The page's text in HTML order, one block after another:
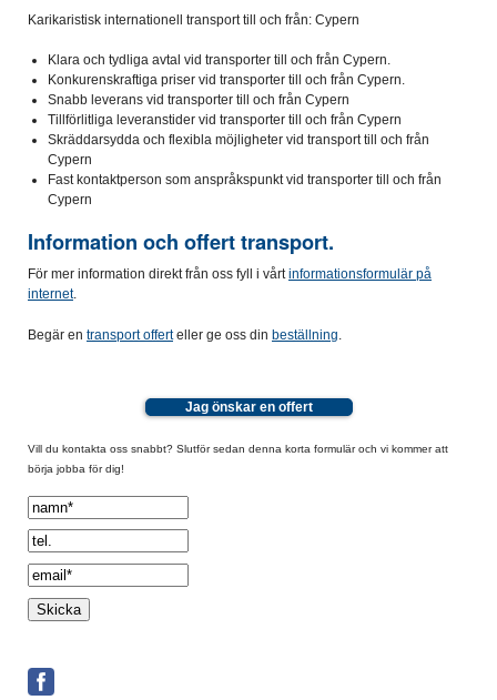
Karikaristisk internationell transport till och från: Cypern
Klara och tydliga avtal vid transporter till och från Cypern.
Konkurenskraftiga priser vid transporter till och från Cypern.
Snabb leverans vid transporter till och från Cypern
Tillförlitliga leveranstider vid transporter till och från Cypern
Skräddarsydda och flexibla möjligheter vid transport till och från
Cypern
Fast kontaktperson som anspråkspunkt vid transporter till och från
Cypern
Information och offert transport.
För mer information direkt från oss fyll i vårtinformationsformulär på
internet.
Begär en transport offerteller ge oss din beställning
Jag önskar en offert
Vill du kontakta oss snabbt? Slutför sedan denna korta formulär och vi kommer att
börja jobba för dig!
Spamcheck: